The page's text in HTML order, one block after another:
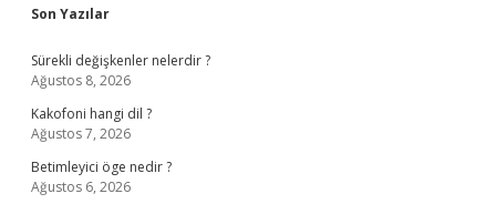
Sidebar
Son Yazılar
Sürekli değişkenler nelerdir ?
Ağustos 8, 2026
Kakofoni hangi dil ?
Ağustos 7, 2026
Betimleyici öge nedir ?
Ağustos 6, 2026